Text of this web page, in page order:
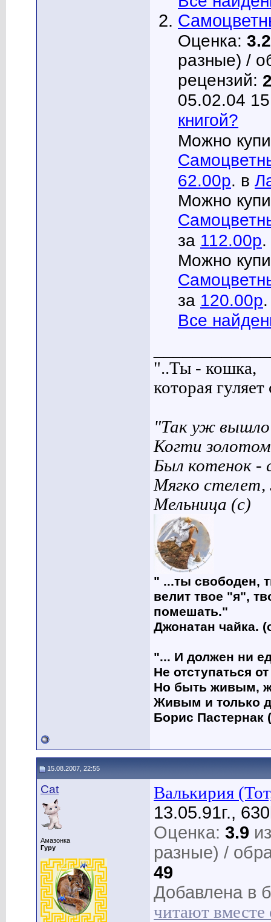
Оценка: 3.2
разные) /
рецензий:
05.02.04
книгой?
Можно
62.00р. в
Можно
за 112.00р
Можно
за 120.00р
Все
"..Ты - кошка,
которая
"Так уж вышло
Когти
Был котенок -
Мягко
Мельница (с)
" ...ты свободен,
велит твое "я",
помешать."
Джонатан чайка.
"... И должен ни
Не отступаться
Но быть живым,
Живым и только
Борис Пастернак
15.08.2007, 22:55
Cat
Амазонка
Гуру
Валькирия
13.05.91г.,
Оценка: 3.9
разные) /
49
Добавлена в
читают вместе